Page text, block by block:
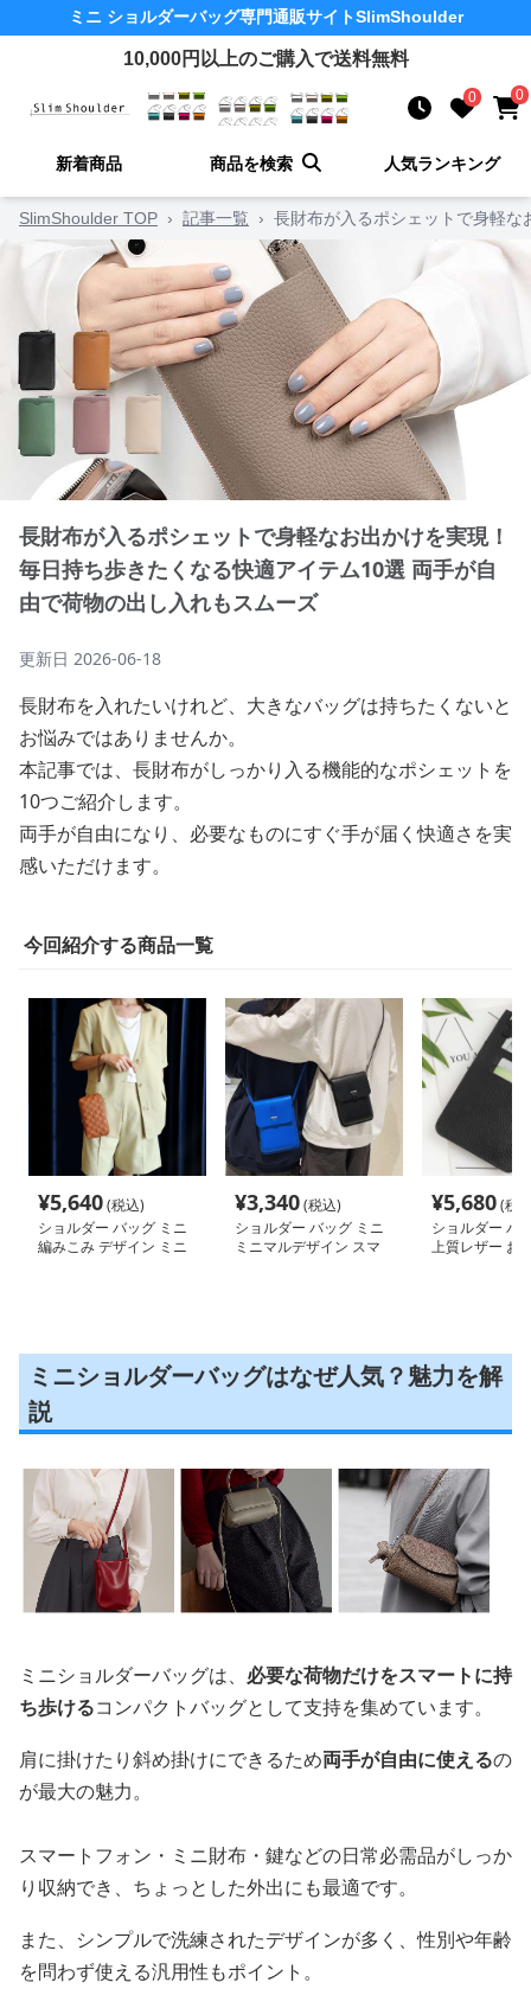
ミニ ショルダーバッグ専門通販サイトSlimShoulder
10,000円以上のご購入で送料無料
0 0
新着商品 商品を検索 人気ランキング
SlimShoulder TOP › 記事一覧 › 長財布が入るポシェットで身軽
長財布が入るポシェットで身軽なお出かけを実現！
毎日持ち歩きたくなる快適アイテム10選 両手が自
由で荷物の出し入れもスムーズ
更新日 2026-06-18
長財布を入れたいけれど、大きなバッグは持ちたくないと
お悩みではありませんか。
本記事では、長財布がしっかり入る機能的なポシェットを
10つご紹介します。
両手が自由になり、必要なものにすぐ手が届く快適さを実
感いただけます。
今回紹介する商品一覧
¥5,640(税込)
ショルダー バッグ ミニ
編みこみ デザイン ミニ
¥3,340(税込)
ショルダー バッグ ミニ
ミニマルデザイン スマ
¥5,680(税
ショルダー バ
上質レザー お
ミニショルダーバッグはなぜ人気？魅力を解
説
ミニショルダーバッグは、 必要な荷物だけをスマートに持
ち歩けるコンパクトバッグとして支持を集めています。
肩に掛けたり斜め掛けにできるため両手が自由に使えるの
が最大の魅力。
スマートフォン・ミニ財布・鍵などの日常必需品がしっか
り収納でき、ちょっとした外出にも最適です。
また、シンプルで洗練されたデザインが多く、性別や年齢
を問わず使える汎用性もポイント。